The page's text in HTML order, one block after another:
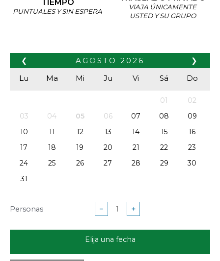
TIEMPO
PUNTUALES Y SIN ESPERA
VIAJA ÚNICAMENTE
USTED Y SU GRUPO
❮ ❯
AGOSTO 2026
Lu
Ma Mi Ju Vi Sá Do
01
02
03
04 05 06 07 08
09
10
11 12 13 14 15
16
17
18 19 20 21 22
23
24
25 26 27 28 29
30
31
Personas − +
Elija una fecha